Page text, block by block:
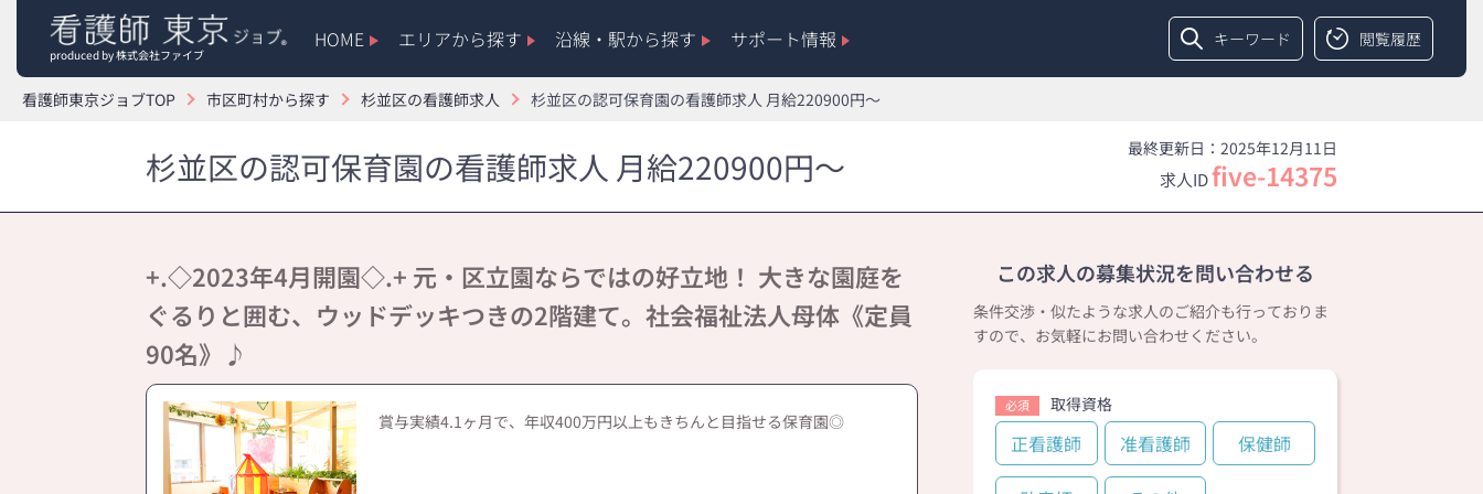
produced by 株式会社ファイブ
キーワード 閲覧履歴
HOME エリアから探す 沿線・駅から探す サポート情報
看護師東京ジョブTOP 市区町村から探す 杉並区の看護師求人 杉並区の認可保育園の看護師求人 月給220900円～
最終更新日：2025年12月11日
求人IDfive-14375
杉並区の認可保育園の看護師求人 月給220900円～
+.◇2023年4月開園◇.+ 元・区立園ならではの好立地！ 大きな園庭を
ぐるりと囲む、ウッドデッキつきの2階建て。社会福祉法人母体《定員
90名》♪
賞与実績4.1ヶ月で、年収400万円以上もきちんと目指せる保育園◎
この求人の募集状況を問い合わせる
条件交渉・似たような求人のご紹介も行っておりま
すので、お気軽にお問い合わせください。
必須 取得資格
正看護師 准看護師 保健師